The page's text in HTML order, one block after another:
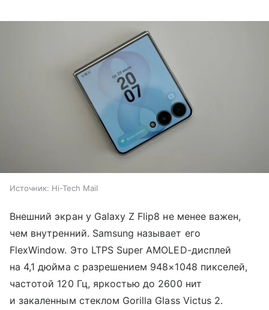
Источник: Hi-Tech Mail
Внешний экран у Galaxy Z Flip8 не менее важен,
чем внутренний. Samsung называет его
FlexWindow. Это LTPS Super AMOLED-дисплей
на 4,1 дюйма с разрешением 948×1048 пикселей,
частотой 120 Гц, яркостью до 2600 нит
и закаленным стеклом Gorilla Glass Victus 2.